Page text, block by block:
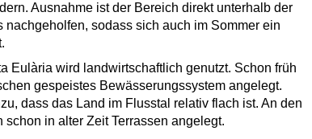
Ausnahme ist der Bereich direkt unterhalb der
nachgeholfen, sodass sich auch im Sommer ein
Eulària wird landwirtschaftlich genutzt. Schon früh
gespeistes Bewässerungssystem angelegt.
dass das Land im Flusstal relativ flach ist. An den
in alter Zeit Terrassen angelegt.